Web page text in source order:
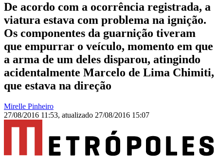
De acordo com a ocorrência registrada, a
viatura estava com problema na ignição.
Os componentes da guarnição tiveram
que empurrar o veículo, momento em que
a arma de um deles disparou, atingindo
acidentalmente Marcelo de Lima Chimiti,
que estava na direção
Mirelle Pinheiro
27/08/2016 11:53, atualizado 27/08/2016 15:07